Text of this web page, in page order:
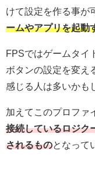
けて設定を作る事が
ームやアプリを起動
FPSではゲームタイ
ボタンの設定を変え
感じる人は多いかも
加えてこのプロファ
接続しているロジク
されるものとなって